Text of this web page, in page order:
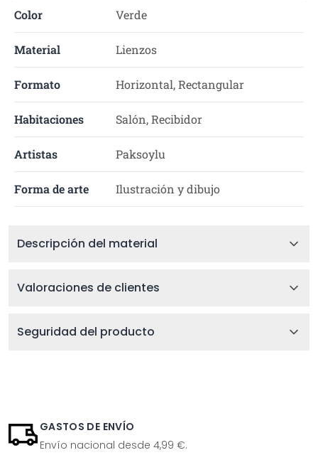
Color Verde
Material Lienzos
Formato Horizontal, Rectangular
Habitaciones Salón, Recibidor
Artistas Paksoylu
Forma de arte Ilustración y dibujo
Descripción del material
Valoraciones de clientes
Seguridad del producto
GASTOS DE ENVÍO
Envío nacional desde 4,99 €.